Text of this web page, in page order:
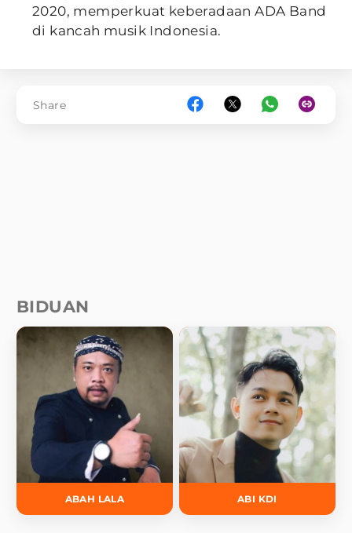
2020, memperkuat keberadaan ADA Band
di kancah musik Indonesia.
Share
BIDUAN
ABAH LALA ABI KDI